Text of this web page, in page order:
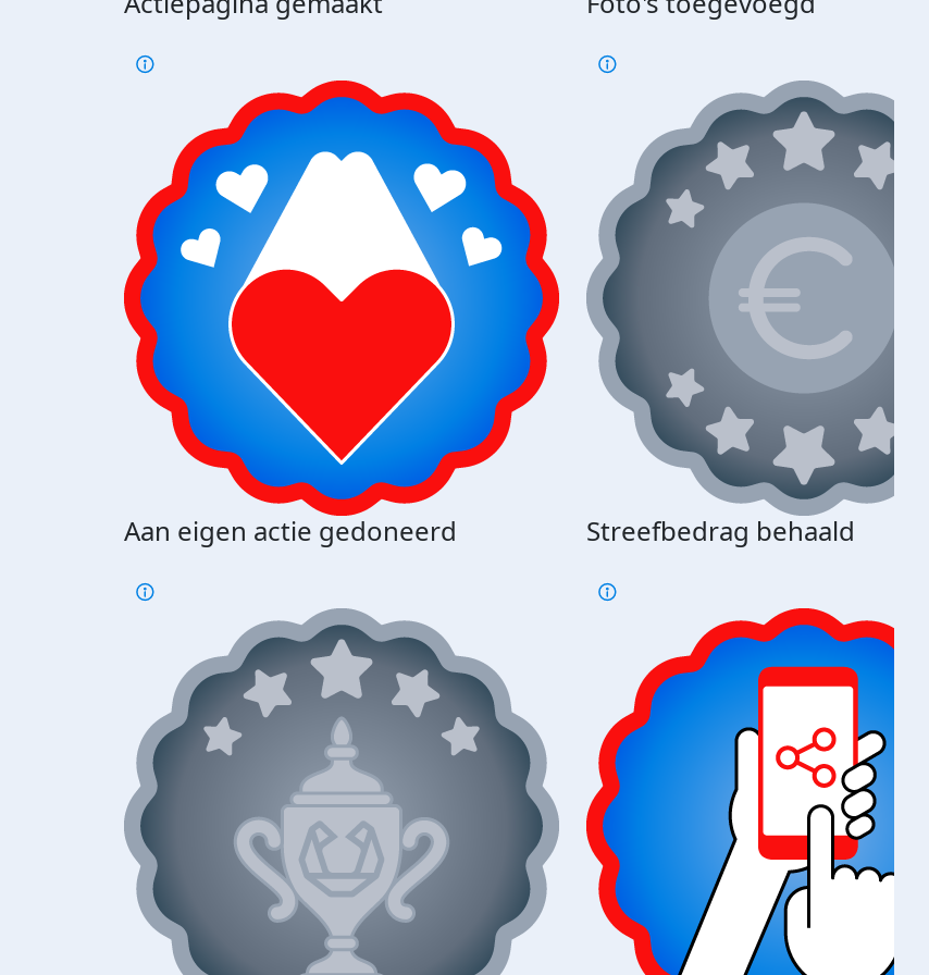
Aan eigen actie gedoneerd Streefbedrag behaald